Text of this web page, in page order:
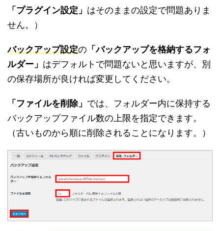
「プラグイン設定」 はそのままの設定で問題ありま
せん。）
バックアップ設定の 「バックアップを格納するフォ
ルダー」 はデフォルトで問題ないと思いますが、別
の保存場所が良ければ変更してください。
「ファイルを削除」 では、フォルダー内に保持する
バックアップファイル数の上限を指定できます。
（古いものから順に削除されることになります。）